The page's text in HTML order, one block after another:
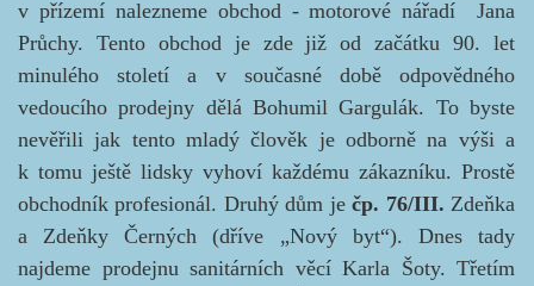
v přízemí nalezneme obchod - motorové nářadí Jana
Průchy. Tento obchod je zde již od začátku 90. let
minulého století a v současné době odpovědného
vedoucího prodejny dělá Bohumil Gargulák. To byste
nevěřili jak tento mladý člověk je odborně na výši a
k tomu ještě lidsky vyhoví každému zákazníku. Prostě
obchodník profesionál. Druhý dům ječp. 76/III. Zdeňka
a Zdeňky Černých (dříve „Nový byt“). Dnes tady
najdeme prodejnu sanitárních věcí Karla Šoty. Třetím